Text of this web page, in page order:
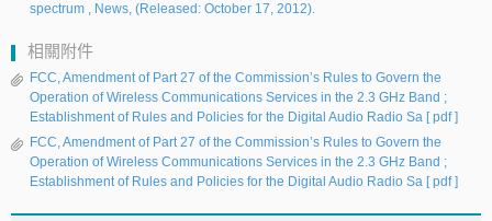
spectrum , News, (Released: October 17, 2012).
相關附件
FCC, Amendment of Part 27 of the Commission’s Rules to Govern the
Operation of Wireless Communications Services in the 2.3 GHz Band ;
Establishment of Rules and Policies for the Digital Audio Radio Sa [ pdf ]
FCC, Amendment of Part 27 of the Commission’s Rules to Govern the
Operation of Wireless Communications Services in the 2.3 GHz Band ;
Establishment of Rules and Policies for the Digital Audio Radio Sa [ pdf ]